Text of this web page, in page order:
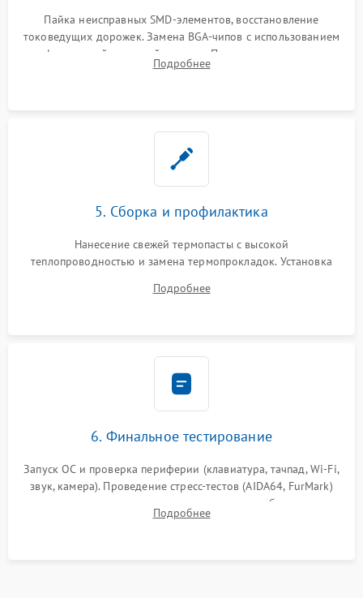
Пайка неисправных SMD-элементов, восстановление
токоведущих дорожек. Замена BGA-чипов с использованием
инфракрасной паяльной станции. Прошивка микросхемы
BIOS или замена поврежденных портов USB
Подробнее
5. Сборка и профилактика
Нанесение свежей термопасты с высокой
теплопроводностью и замена термопрокладок. Установка
шлейфов, модулей памяти и накопителей. Предварительная
Подробнее
6. Финальное тестирование
Запуск ОС и проверка периферии (клавиатура, тачпад, Wi-Fi,
звук, камера). Проведение стресс-тестов (AIDA64, FurMark)
для контроля температурного режима и стабильности
системы под пиковой нагрузкой.
Подробнее